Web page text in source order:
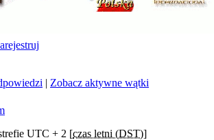
| Zobacz aktywne wątki
UTC + 2 [czas letni (DST)]